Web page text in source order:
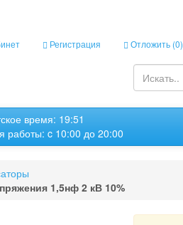
Регистрация Отложить (0)
время: 19:51
работы: c 10:00 до 20:00
1,5нф 2 кВ 10%